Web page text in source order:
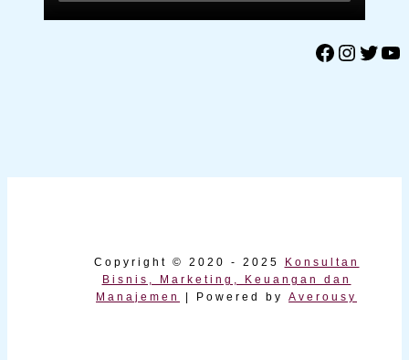
Facebook Instagram Twitter YouTube
Copyright © 2020 - 2025
Konsultan
Bisnis, Marketing, Keuangan dan
Manajemen
| Powered by Averousy